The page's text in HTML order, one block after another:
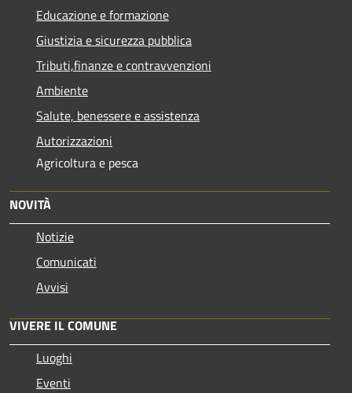
Educazione e formazione
Giustizia e sicurezza pubblica
Tributi,finanze e contravvenzioni
Ambiente
Salute, benessere e assistenza
Autorizzazioni
Agricoltura e pesca
NOVITÀ
Notizie
Comunicati
Avvisi
VIVERE IL COMUNE
Luoghi
Eventi